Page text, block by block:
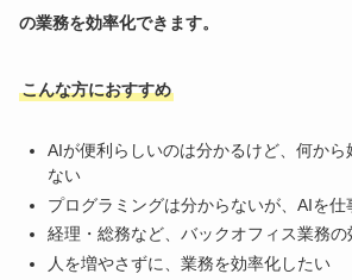
の業務を効率化できます。
こんな方におすすめ
AIが便利らしいのは分かるけど、何から
ない
プログラミングは分からないが、AIを仕
経理・総務など、バックオフィス業務
人を増やさずに、業務を効率化したい